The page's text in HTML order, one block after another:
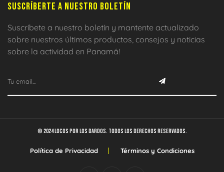
SUSCRÍBERTE A NUESTRO BOLETÍN
Suscríbete a nuestro boletín y mantente actualizado
sobre nuestros últimos productos, consejos y noticias
sobre la actividad en Panamá!
© 2024 Locos por los dardos. Todos los derechos reservados.
Política de Privacidad Términos y Condiciones